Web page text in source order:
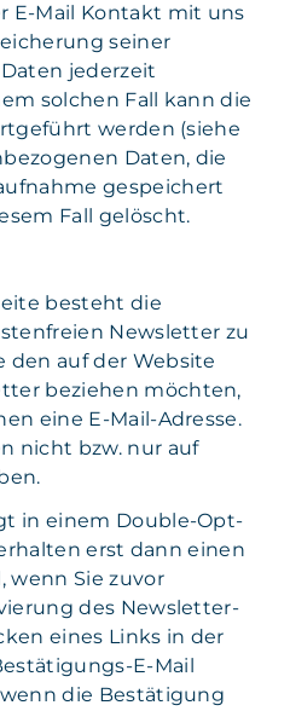
E-Mail Kontakt mit uns
seiner
jederzeit
solchen Fall kann die
werden (siehe
Daten, die
gespeichert
Fall gelöscht.
besteht die
Newsletter zu
den auf der Website
beziehen möchten,
eine E-Mail-Adresse.
nicht bzw. nur auf
in einem Double-Opt-
erst dann einen
wenn Sie zuvor
des Newsletter-
eines Links in der
E-Mail
die Bestätigung